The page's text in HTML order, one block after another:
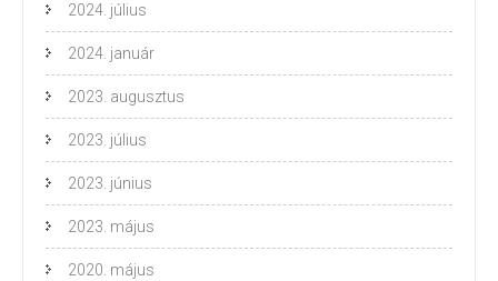
2024. július
2024. január
2023. augusztus
2023. július
2023. június
2023. május
2020. május